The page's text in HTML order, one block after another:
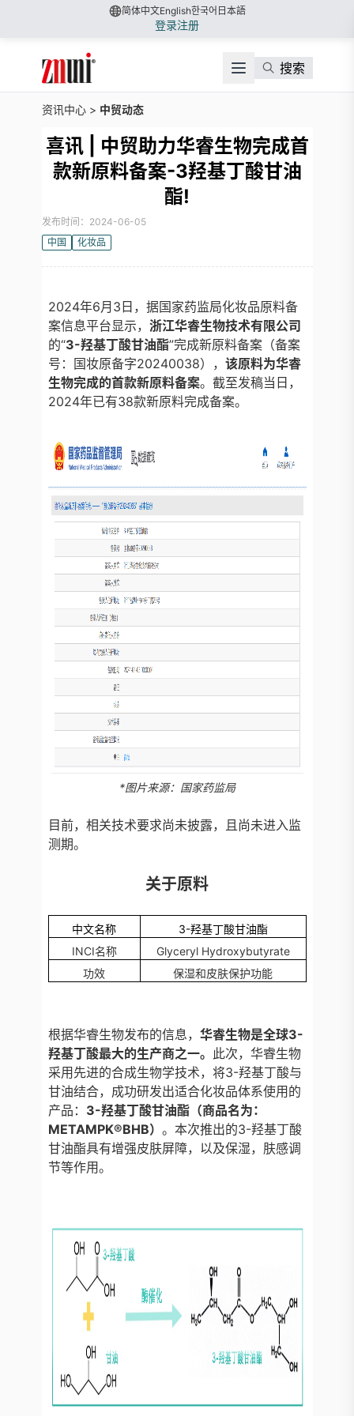
简体中文English한국어 日本語
登录注册
搜索
资讯中心 > 中贸动态
喜讯 | 中贸助力华睿生物完成首
款新原料备案-3羟基丁酸甘油
酯!
发布时间：2024-06-05
中国
化妆品
2024年6月3日，据国家药监局化妆品原料备
案信息平台显示， 浙江华睿生物技术有限公司
的“3-羟基丁酸甘油酯”完成新原料备案（备案
号：国妆原备字20240038）， 该原料为华睿
生物完成的首款新原料备案。截至发稿当日，
2024年已有38款新原料完成备案。
*图片来源：国家药监局
目前，相关技术要求尚未披露，且尚未进入监
测期。
关于原料
中文名称
3-羟基丁酸甘油酯
INCI名称
Glyceryl Hydroxybutyrate
功效
保湿和皮肤保护功能
根据华睿生物发布的信息， 华睿生物是全球3-
羟基丁酸最大的生产商之一。 此次，华睿生物
采用先进的合成生物学技术，将3-羟基丁酸与
甘油结合，成功研发出适合化妆品体系使用的
产品： 3-羟基丁酸甘油酯（商品名为：
METAMPK®BHB） 。本次推出的3-羟基丁酸
甘油酯具有增强皮肤屏障，以及保湿，肤感调
节等作用。